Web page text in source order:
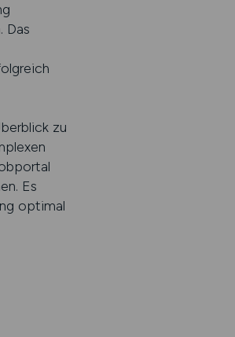
Das
zu
Es
optimal